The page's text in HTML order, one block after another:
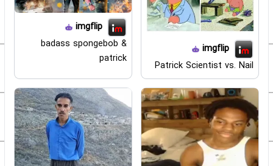
imgflip
Patrick Scientist vs. Nail
imgflip
badass spongebob &
patrick